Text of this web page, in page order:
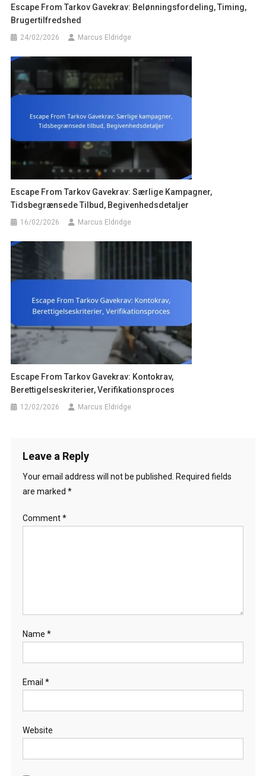
Escape From Tarkov Gavekrav: Belønningsfordeling, Timing,
Brugertilfredshed
24/02/2026 Marcus Eldridge
Escape From Tarkov Gavekrav: Særlige Kampagner,
Tidsbegrænsede Tilbud, Begivenhedsdetaljer
16/02/2026 Marcus Eldridge
Escape From Tarkov Gavekrav: Kontokrav,
Berettigelseskriterier, Verifikationsproces
12/02/2026 Marcus Eldridge
Leave a Reply
Your email address will not be published. Required fields
are marked *
Comment*
Name *
Email *
Website